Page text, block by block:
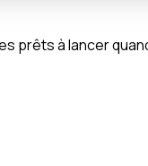
prêts à lancer